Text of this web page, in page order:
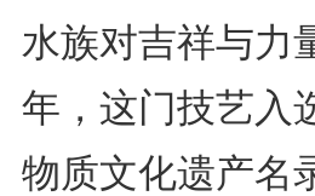
水族对吉祥与力
年，这门技艺入
物质文化遗产名